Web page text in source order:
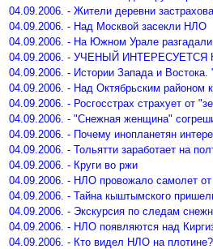
04.09.2006. - Жители деревни
04.09.2006. - Над Москвой засекли НЛО
04.09.2006. - На Южном Урале разгадали
04.09.2006. - УЧЕНЫЙ
04.09.2006. - Истории Запада и
04.09.2006. - Над Октябрьским районом
04.09.2006. - Росгосстрах страхует от
04.09.2006. - "Снежная женщина"
04.09.2006. - Почему инопланетян
04.09.2006. - Тольятти заработает на
04.09.2006. - Круги во ржи
04.09.2006. - НЛО провожало самолет
04.09.2006. - Тайна кыштымского
04.09.2006. - Экскурсия по следам
04.09.2006. - НЛО появляются над
04.09.2006. - Кто видел НЛО на плотине?